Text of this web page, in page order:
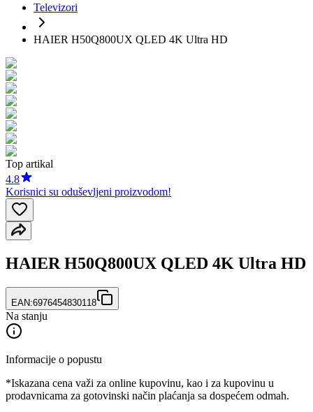
Televizori
HAIER H50Q800UX QLED 4K Ultra HD
Top artikal
4.8
Korisnici su oduševljeni proizvodom!
HAIER H50Q800UX QLED 4K Ultra HD
EAN:6976454830118
Na stanju
Informacije o popustu
*Iskazana cena važi za online kupovinu, kao i za kupovinu u
prodavnicama za gotovinski način plaćanja sa dospećem odmah.